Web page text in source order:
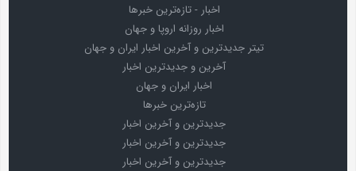
اخبار - تازه‌ترین خبرها
اخبار روزانه اروپا و جهان
تیتر جدیدترین و آخرین اخبار ایران و جهان
آخرین و جدیدترین اخبار
اخبار ایران و جهان
تازه‌ترین خبرها
جدیدترین و آخرین اخبار
جدیدترین و آخرین اخبار
جدیدترین و آخرین اخبار